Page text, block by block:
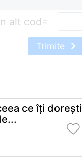
=
Trimite
ce îţi doreşti